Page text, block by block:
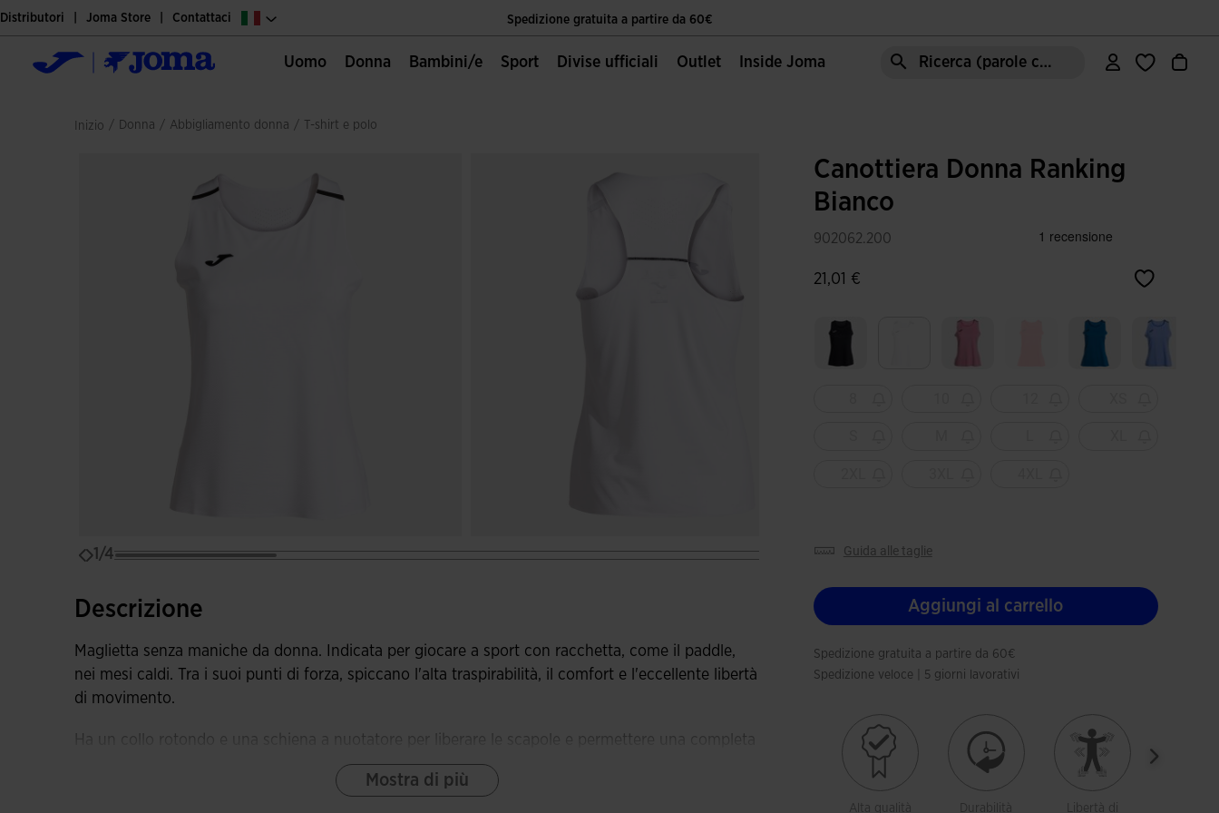
Spedizione gratuita a partire da 60€
Unica Pagina Ufficiale Joma Sport
Distributori Joma Store Contattaci
Uomo Donna Bambini/e Sport Divise ufficiali Outlet Inside Joma Ricerca (parole chiave, ecc.)
Inizio / donna / abbigliamento donna / t-shirt e polo
1/4
Descrizione
Maglietta senza maniche da donna. Indicata per giocare a sport con racchetta, come il paddle,
nei mesi caldi. Tra i suoi punti di forza, spiccano l'alta traspirabilità, il comfort e l'eccellente libertà
di movimento.
Ha un collo rotondo e una schiena a nuotatore per liberare le scapole e permettere una completa
libertà di movimento. Tutti i dettagli hanno cuciture termosaldate, il cui scopo è aumentare il
comfort e prevenire sfregamenti sulla pelle. Sul retro, ha cuciture piatte Flatlock con lo stesso
Mostra di più
Canottiera Donna Ranking
Bianco
902062.200
21,01 €
guida alle taglie
Aggiungi al carrello
Spedizione gratuita a partire da 60€
Spedizione veloce | 5 giorni lavorativi
Alta qualità Durabilità
Libertà di